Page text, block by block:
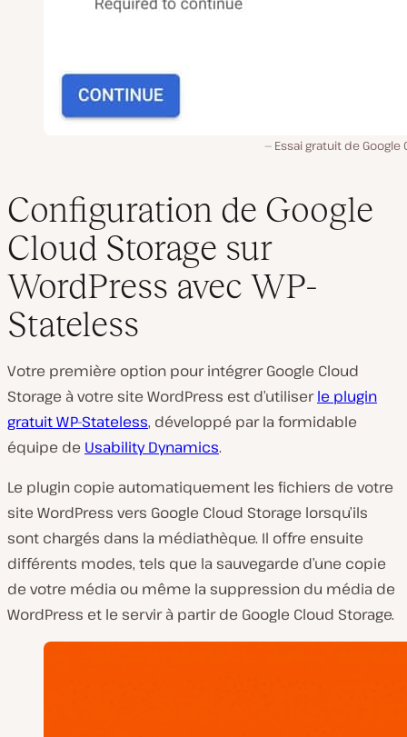
Essai gratuit de Google
Configuration de Google
Cloud Storage sur
WordPress avec WP-
Stateless
Votre première option pour intégrer Google Cloud
Storage à votre site WordPress est d’utiliserle plugin
gratuit WP-Stateless, développé par la formidable
équipe de Usability Dynamics.
Le plugin copie automatiquement les fichiers de votre
site WordPress vers Google Cloud Storage lorsqu’ils
sont chargés dans la médiathèque. Il offre ensuite
différents modes, tels que la sauvegarde d’une copie
de votre média ou même la suppression du média de
WordPress et le servir à partir de Google Cloud Storage.